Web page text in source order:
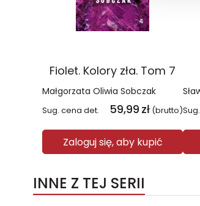
Fiolet. Kolory zła. Tom 7
Małgorzata Oliwia Sobczak
Sug. cena det. 59,99 zł (brutto)
Zaloguj się, aby kupić
INNE Z TEJ SERII